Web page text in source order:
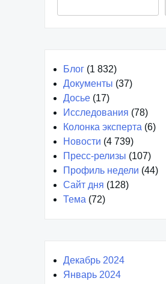
Блог (1 832)
Документы (37)
Досье (17)
Исследования (78)
Колонка эксперта (6)
Новости (4 739)
Пресс-релизы (107)
Профиль недели (44)
Сайт дня (128)
Тема (72)
Декабрь 2024
Январь 2024